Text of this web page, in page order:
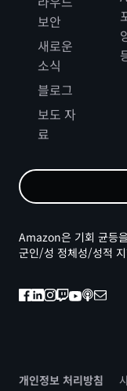
보안
새로운
소식
블로그
보도 자
료
Amazon은 기회 균등
군인/성 정체성/성적
개인정보 처리방침